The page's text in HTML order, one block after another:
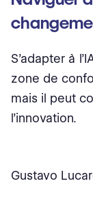
S’adapter à
zone de
mais il peut
l’innovation.
Gustavo